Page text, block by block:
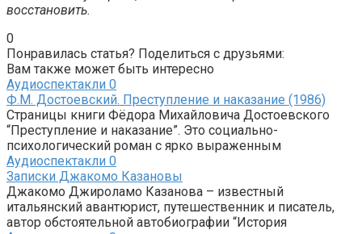
восстановить.
0
Понравилась статья? Поделиться с друзьями:
Вам также может быть интересно
Аудиоспектакли 0
Ф.М. Достоевский. Преступление и наказание (1986)
Страницы книги Фёдора Михайловича Достоевского
“Преступление и наказание”. Это социально-
психологический роман с ярко выраженным
Аудиоспектакли 0
Записки Джакомо Казановы
Джакомо Джироламо Казанова – известный
итальянский авантюрист, путешественник и писатель,
автор обстоятельной автобиографии “История